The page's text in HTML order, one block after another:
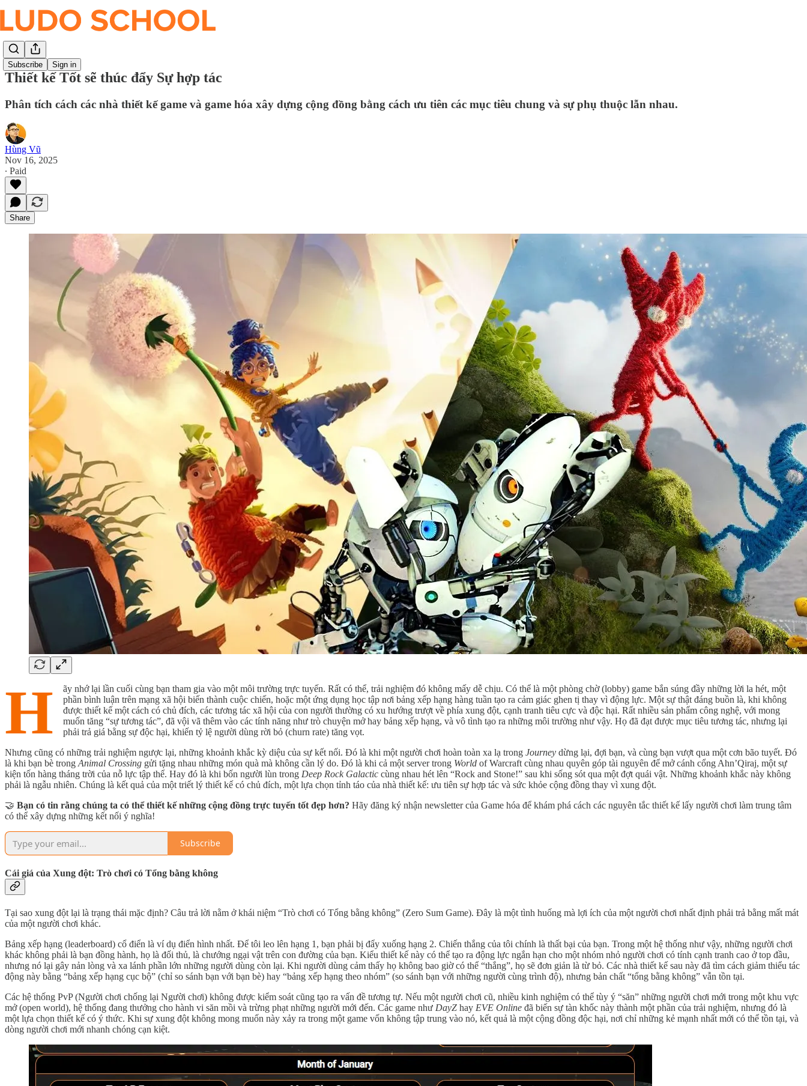
Subscribe Sign in
Thiết kế Tốt sẽ thúc đẩy Sự hợp tác
Phân tích cách các nhà thiết kế game và game hóa xây dựng cộng đồng bằng cách ưu tiên các mục tiêu chung và sự phụ thuộc lẫn nhau.
Hùng Vũ
Nov 16, 2025
∙ Paid
Share
H
ãy nhớ lại lần cuối cùng bạn tham gia vào một môi trường trực tuyến. Rất có thể, trải nghiệm đó không mấy dễ chịu. Có thể là một phòng chờ (lobby) game bắn súng đầy những lời la hét, một
phần bình luận trên mạng xã hội biến thành cuộc chiến, hoặc một ứng dụng học tập nơi bảng xếp hạng hàng tuần tạo ra cảm giác ghen tị thay vì động lực. Một sự thật đáng buồn là, khi không
được thiết kế một cách có chủ đích, các tương tác xã hội của con người thường có xu hướng trượt về phía xung đột, cạnh tranh tiêu cực và độc hại. Rất nhiều sản phẩm công nghệ, với mong
muốn tăng “sự tương tác”, đã vội vã thêm vào các tính năng như trò chuyện mở hay bảng xếp hạng, và vô tình tạo ra những môi trường như vậy. Họ đã đạt được mục tiêu tương tác, nhưng lại
phải trả giá bằng sự độc hại, khiến tỷ lệ người dùng rời bỏ (churn rate) tăng vọt.
Nhưng cũng có những trải nghiệm ngược lại, những khoảnh khắc kỳ diệu của sự kết nối. Đó là khi một người chơi hoàn toàn xa lạ trong Journey dừng lại, đợi bạn, và cùng bạn vượt qua một cơn bão tuyết. Đó
là khi bạn bè trong Animal Crossing gửi tặng nhau những món quà mà không cần lý do. Đó là khi cả một server trong World of Warcraft cùng nhau quyên góp tài nguyên để mở cánh cổng Ahn’Qiraj, một sự
kiện tốn hàng tháng trời của nỗ lực tập thể. Hay đó là khi bốn người lùn trong Deep Rock Galactic cùng nhau hét lên “Rock and Stone!” sau khi sống sót qua một đợt quái vật. Những khoảnh khắc này không
phải là ngẫu nhiên. Chúng là kết quả của một triết lý thiết kế có chủ đích, một lựa chọn tỉnh táo của nhà thiết kế: ưu tiên sự hợp tác và sức khỏe cộng đồng thay vì xung đột.
🤝 Bạn có tin rằng chúng ta có thể thiết kế những cộng đồng trực tuyến tốt đẹp hơn? Hãy đăng ký nhận newsletter của Game hóa để khám phá cách các nguyên tắc thiết kế lấy người chơi làm trung tâm
có thể xây dựng những kết nối ý nghĩa!
Subscribe
Cái giá của Xung đột: Trò chơi có Tổng bằng không
Tại sao xung đột lại là trạng thái mặc định? Câu trả lời nằm ở khái niệm “Trò chơi có Tổng bằng không” (Zero Sum Game). Đây là một tình huống mà lợi ích của một người chơi nhất định phải trả bằng mất mát
của một người chơi khác.
Bảng xếp hạng (leaderboard) cổ điển là ví dụ điển hình nhất. Để tôi leo lên hạng 1, bạn phải bị đẩy xuống hạng 2. Chiến thắng của tôi chính là thất bại của bạn. Trong một hệ thống như vậy, những người chơi
khác không phải là bạn đồng hành, họ là đối thủ, là chướng ngại vật trên con đường của bạn. Kiểu thiết kế này có thể tạo ra động lực ngắn hạn cho một nhóm nhỏ người chơi có tính cạnh tranh cao ở top đầu,
nhưng nó lại gây nản lòng và xa lánh phần lớn những người dùng còn lại. Khi người dùng cảm thấy họ không bao giờ có thể “thắng”, họ sẽ đơn giản là từ bỏ. Các nhà thiết kế sau này đã tìm cách giảm thiểu tác
động này bằng “bảng xếp hạng cục bộ” (chỉ so sánh bạn với bạn bè) hay “bảng xếp hạng theo nhóm” (so sánh bạn với những người cùng trình độ), nhưng bản chất “tổng bằng không” vẫn tồn tại.
Các hệ thống PvP (Người chơi chống lại Người chơi) không được kiểm soát cũng tạo ra vấn đề tương tự. Nếu một người chơi cũ, nhiều kinh nghiệm có thể tùy ý “săn” những người chơi mới trong một khu vực
mở (open world), hệ thống đang thưởng cho hành vi săn mồi và trừng phạt những người mới đến. Các game như DayZ hay EVE Online đã biến sự tàn khốc này thành một phần của trải nghiệm, nhưng đó là
một lựa chọn thiết kế có ý thức. Khi sự xung đột không mong muốn này xảy ra trong một game vốn không tập trung vào nó, kết quả là một cộng đồng độc hại, nơi chỉ những kẻ mạnh nhất mới có thể tồn tại, và
dòng người chơi mới nhanh chóng cạn kiệt.